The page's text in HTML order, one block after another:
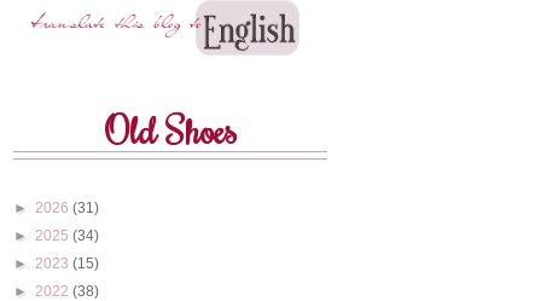
Old Shoes
► 2026 (31)
► 2025 (34)
► 2023 (15)
► 2022 (38)